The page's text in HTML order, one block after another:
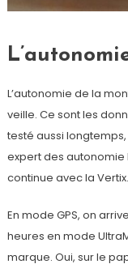
L’autonomie de la
veille. Ce sont les
testé aussi
expert des autonomie
continue avec la Vertix.
En mode GPS, on
heures en mode
marque. Oui, sur le